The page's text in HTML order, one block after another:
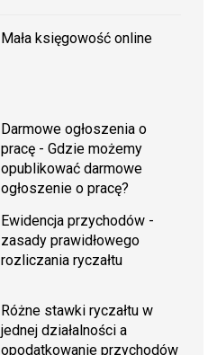
Mała księgowość online
Darmowe ogłoszenia o
pracę - Gdzie możemy
opublikować darmowe
ogłoszenie o pracę?
Ewidencja przychodów -
zasady prawidłowego
rozliczania ryczałtu
Różne stawki ryczałtu w
jednej działalności a
opodatkowanie przychodów